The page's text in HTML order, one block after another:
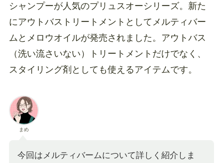
シャンプーが人気のプリュスオーシリーズ。新た
にアウトバストリートメントとしてメルティバー
ムとメロウオイルが発売されました。アウトバス
（洗い流さいない）トリートメントだけでなく、
スタイリング剤としても使えるアイテムです。
まめ
今回はメルティバームについて詳しく紹介しま